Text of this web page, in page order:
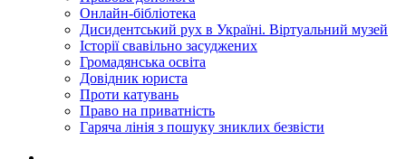
Онлайн-бібліотека
Дисидентський рух в Україні. Віртуальний музей
Історії свавільно засуджених
Громадянська освіта
Довідник юриста
Проти катувань
Право на приватність
Гаряча лінія з пошуку зниклих безвісти